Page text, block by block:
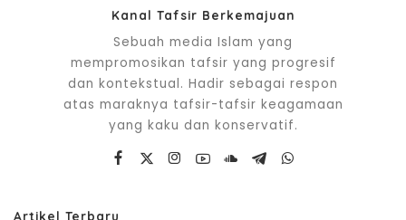
Kanal Tafsir Berkemajuan
Sebuah media Islam yang
mempromosikan tafsir yang progresif
dan kontekstual. Hadir sebagai respon
atas maraknya tafsir-tafsir keagamaan
yang kaku dan konservatif.
Artikel Terbaru